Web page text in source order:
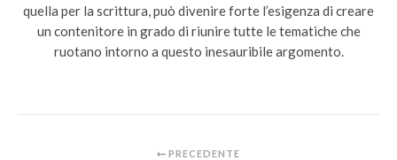
quella per la scrittura, può divenire forte l’esigenza di creare
un contenitore in grado di riunire tutte le tematiche che
ruotano intorno a questo inesauribile argomento.
PRECEDENTE